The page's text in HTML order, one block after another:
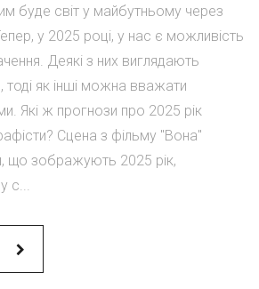
буде світ у майбутньому через
у 2025 році, у нас є можливість
Деякі з них виглядають
як інші можна вважати
Які ж прогнози про 2025 рік
Сцена з фільму "Вона"
що зображують 2025 рік,
с...